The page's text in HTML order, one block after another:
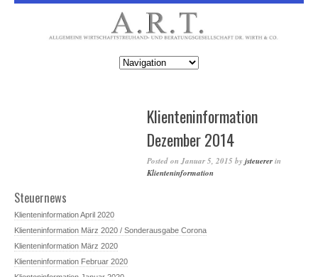
Klienteninformation
Dezember 2014
Posted on Januar 5, 2015 by jsteuererin
Klienteninformation
Steuernews
Klienteninformation April 2020
Klienteninformation März 2020 / Sonderausgabe Corona
Klienteninformation März 2020
Klienteninformation Februar 2020